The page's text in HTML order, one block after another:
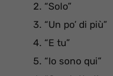
“Solo”
“Un po’ di più”
“E tu”
“Io sono qui”